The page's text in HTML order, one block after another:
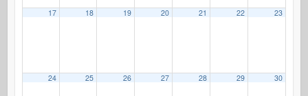
17 18 19 20 21 22 23
24 25 26 27 28 29 30